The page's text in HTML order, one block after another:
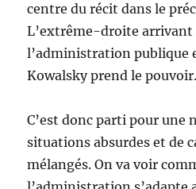
centre du récit dans le
L’extrême-droite arrivant
l’administration publique
Kowalsky prend le pouvoir.
C’est donc parti pour une
situations absurdes et de
mélangés. On va voir